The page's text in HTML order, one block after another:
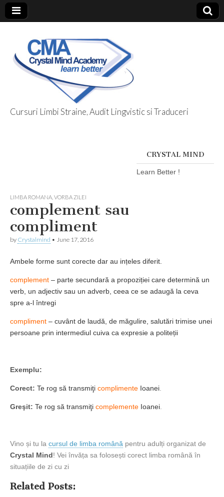
@ Crystal Mind
Cursuri Limbi Straine, Audit Lingvistic si Traduceri
CRYSTAL MIND
Learn Better !
LIMBA ROMANA VORBA ZILEI
complement sau
compliment
by Crystalmind • June 17, 2016
Ambele forme sunt corecte dar au ințeles diferit.
complement – parte secundară a propoziției care determină un
verb, un adjectiv sau un adverb , ceea ce se adaugă la ceva
spre a-l întregi
compliment – cuvânt de laudă, de măgulire, salutări trimise unei
persoane prin intermediul cuiva ca expresie a politeții
Exemplu:
Corect: Te rog să transmiţi complimente Ioanei
Greşit: Te rog să transmiţi complemente Ioanei
Vino și tu la cursul de limba română pentru adulți organizat de
Crystal Mind! Vei învăța sa folosești corect limba română în
situațiile de zi cu zi
Related Posts: